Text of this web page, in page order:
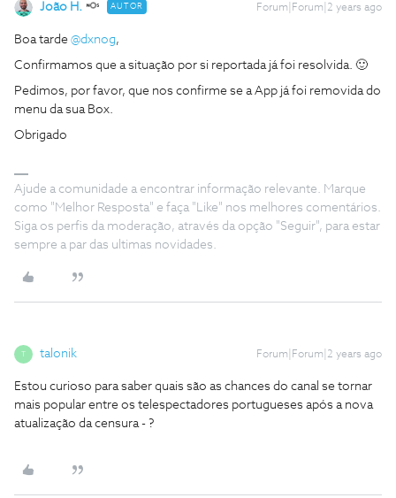
João H. AUTOR Forum|Forum|2 years ago
Boa tarde @dxnog,
Confirmamos que a situação por si reportada já foi resolvida. 🙂
Pedimos, por favor, que nos confirme se a App já foi removida do
menu da sua Box.
Obrigado
Ajude a comunidade a encontrar informação relevante. Marque
como "Melhor Resposta" e faça "Like" nos melhores comentários.
Siga os perfis da moderação, através da opção "Seguir", para estar
sempre a par das ultimas novidades.
T talonik Forum|Forum|2 years ago
Estou curioso para saber quais são as chances do canal se tornar
mais popular entre os telespectadores portugueses após a nova
atualização da censura - ?